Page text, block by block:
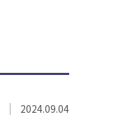
2024.09.04